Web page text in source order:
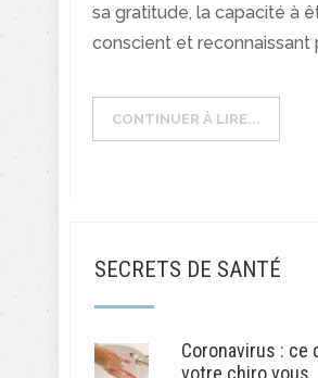
SECRETS DE SANTÉ
Coronavirus : ce
votre chiro vous
sa gratitude, la capacité à
conscient et reconnaissant
CONTINUER À LIRE...